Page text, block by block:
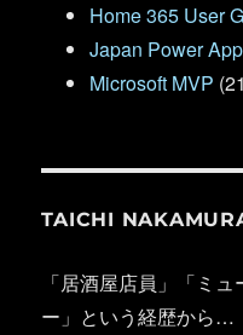
Home 365 User
Japan Power
Microsoft MVP
TAICHI
「居酒屋店員」「ミ
ー」という経歴から…